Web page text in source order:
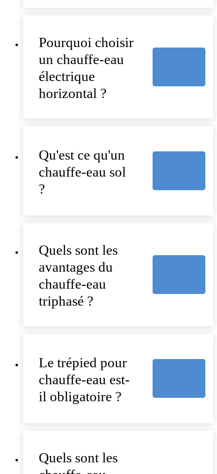
Pourquoi choisir
un chauffe-eau
électrique
horizontal ?
Qu'est ce qu'un
chauffe-eau sol
?
Quels sont les
avantages du
chauffe-eau
triphasé ?
Le trépied pour
chauffe-eau est-
il obligatoire ?
Quels sont les